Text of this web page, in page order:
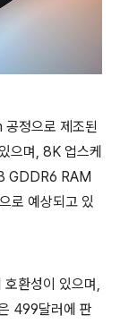
정으로 제조된
으며, 8K 업스케
GDDR6 RAM
로 예상되고 있
환성이 있으며,
499달러에 판